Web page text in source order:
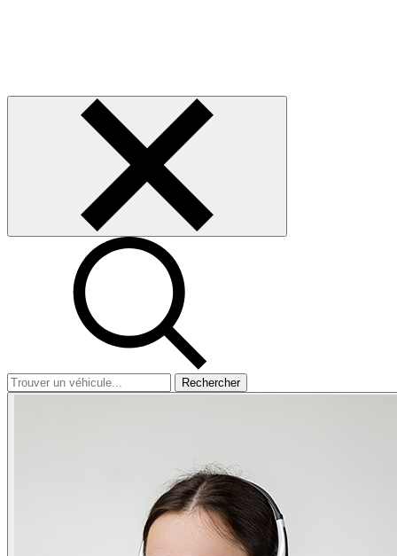
Rechercher